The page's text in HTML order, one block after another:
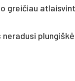
grei­čiau
ne­ra­du­si